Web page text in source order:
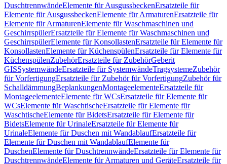
DuschtrennwändeElemente für AusgussbeckenErsatzteile für
Elemente für AusgussbeckenElemente für ArmaturenErsatzteile für
Elemente für ArmaturenElemente für Waschmaschinen und
GeschirrspülerErsatzteile für Elemente für Waschmaschinen und
GeschirrspülerElemente für KonsollastenErsatzteile für Elemente für
KonsollastenElemente für KüchenspülenErsatzteile für Elemente für
KüchenspülenZubehörErsatzteile für ZubehörGeberit
GISSystemwändeErsatzteile für SystemwändeTragsystemeZubehör
für VorfertigungErsatzteile für Zubehör für VorfertigungZubehör für
SchalldämmungBeplankungenMontageelementeErsatzteile für
MontageelementeElemente für WCsErsatzteile für Elemente für
WCsElemente für WaschtischeErsatzteile für Elemente für
WaschtischeElemente für BidetsErsatzteile für Elemente für
BidetsElemente für UrinaleErsatzteile für Elemente für
UrinaleElemente für Duschen mit WandablaufErsatzteile für
Elemente für Duschen mit WandablaufElemente für
DuschenElemente für DuschtrennwändeErsatzteile für Elemente für
DuschtrennwändeElemente für Armaturen und GeräteErsatzteile für